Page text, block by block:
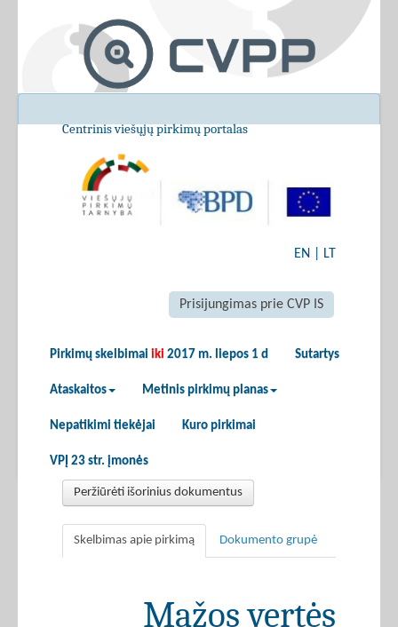
Centrinis viešųjų pirkimų portalas
EN LT
Prisijungimas prie CVP IS
Pirkimų skelbimai iki 2017 m. liepos 1 d Sutartys
Ataskaitos Metinis pirkimų planas
Nepatikimi tiekėjai Kuro pirkimai
VPĮ 23 str. įmonės
Peržiūrėti išorinius dokumentus
Skelbimas apie pirkimą Dokumento grupė
Mažos vertės